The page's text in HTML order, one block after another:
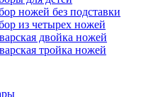
ножей без подставки
из четырех ножей
двойка ножей
тройка ножей